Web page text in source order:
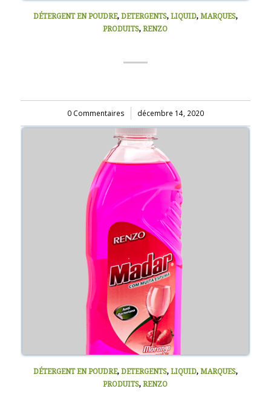
DÉTERGENT EN POUDRE, DETERGENTS, LIQUID, MARQUES,
PRODUITS,RENZO
0 Commentaires
/ décembre 14, 2020
DÉTERGENT EN POUDRE, DETERGENTS, LIQUID, MARQUES,
PRODUITS,RENZO